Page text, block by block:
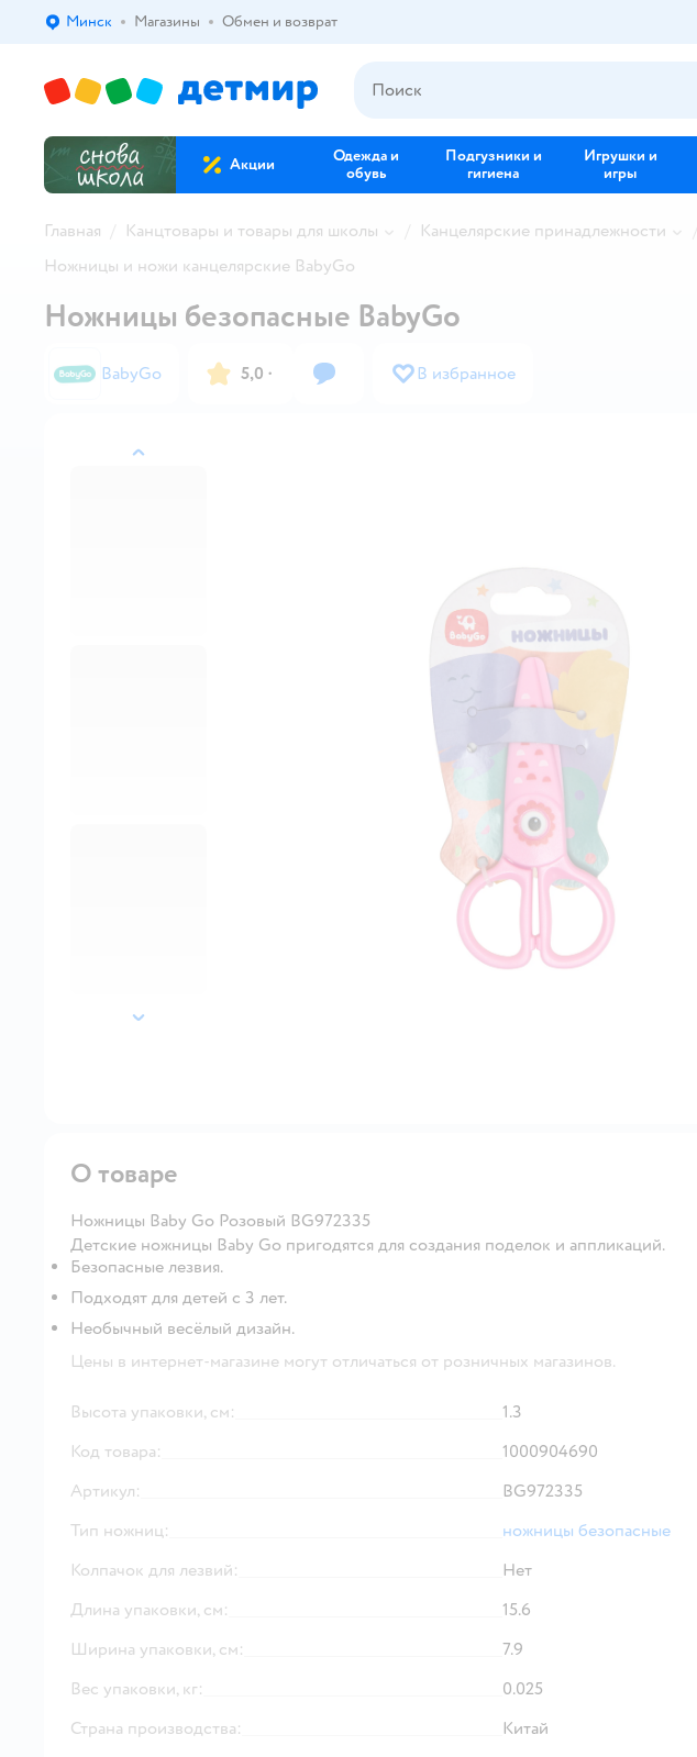
Выбор адреса доставки.
Минск Магазины Обмен и возврат
Акции
Одежда и
обувь
Подгузники и
гигиена
Игрушки и
игры
Главная Канцтовары и товары для школы Канцелярские принадлежности
Ножницы и ножи канцелярские BabyGo
назад
далее
Ножницы безопасные BabyGo
BabyGo 5,0 · В избранное
О товаре
Ножницы Baby Go Розовый BG972335
Детские ножницы Baby Go пригодятся для создания поделок и аппликаций.
Безопасные лезвия.
Подходят для детей с 3 лет.
Необычный весёлый дизайн.
Цены в интернет-магазине могут отличаться от розничных магазинов.
Высота упаковки, см:
1.3
Код товара:
1000904690
Артикул:
BG972335
Тип ножниц:
ножницы безопасные
Колпачок для лезвий:
Нет
Длина упаковки, см:
15.6
Ширина упаковки, см:
7.9
Вес упаковки, кг:
0.025
Страна производства:
Китай